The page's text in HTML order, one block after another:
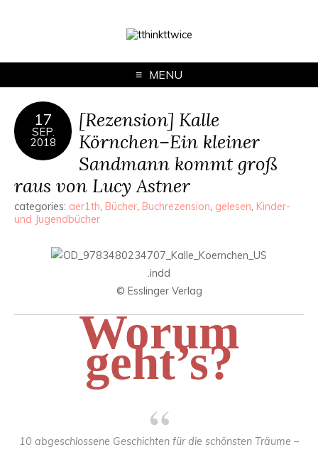
MENU
17
SEP.
2018
[Rezension] Kalle
Körnchen–Ein kleiner
Sandmann kommt groß
raus von Lucy Astner
categories: aer1th, Bücher, Buchrezension, gelesen, Kinder-
und Jugendbücher
© Esslinger Verlag
Worum
geht’s?
10 abgeschlossene Geschichten für die schönsten Träume –